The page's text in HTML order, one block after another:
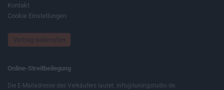
Kontakt
Cookie Einstellungen
Vertrag widerrufen
Online-Streitbeilegung
Die E-Mailadresse des Verkäufers lautet: info@tuningstudio.de.